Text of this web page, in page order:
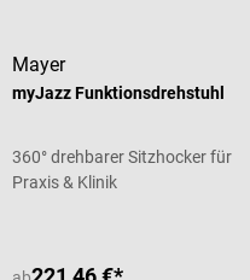
Mayer
myJazz Funktionsdrehstuhl
360° drehbarer Sitzhocker für
Praxis & Klinik